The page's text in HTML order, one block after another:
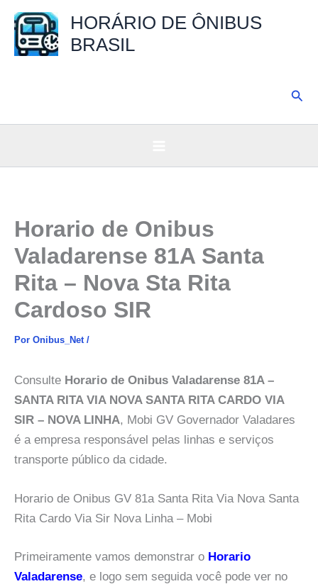
para
HORÁRIO DE ÔNIBUS
BRASIL
Horario de Onibus
Valadarense 81A Santa
Rita – Nova Sta Rita
Cardoso SIR
Por Onibus_Net /
Consulte Horario de Onibus Valadarense 81A –
SANTA RITA VIA NOVA SANTA RITA CARDO VIA
SIR – NOVA LINHA, Mobi GV Governador Valadares
é a empresa responsável pelas linhas e serviços
transporte público da cidade.
Horario de Onibus GV 81a Santa Rita Via Nova Santa
Rita Cardo Via Sir Nova Linha – Mobi
Primeiramente vamos demonstrar o Horario
Valadarense, e logo sem seguida você pode ver no